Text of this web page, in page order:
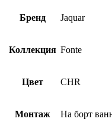
Бренд Jaquar
Коллекция Fonte
Цвет CHR
Монтаж На борт